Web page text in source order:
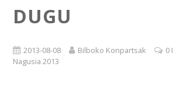
DUGU
2013-08-08 Bilboko Konpartsak 0
Nagusia 2013